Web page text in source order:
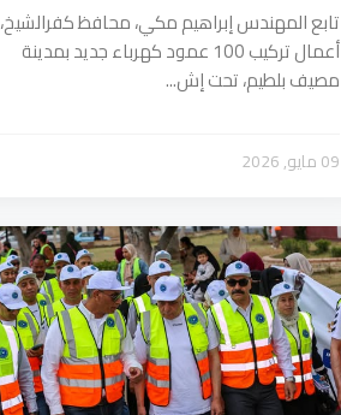
تابع المهندس إبراهيم مكي، محافظ كفرالشيخ،
أعمال تركيب 100 عمود كهرباء جديد بمدينة
مصيف بلطيم، تحت إش...
09 مايو, 2026